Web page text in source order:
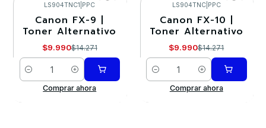
-30%
LS904TNC1 PPC
Canon FX-9 |
Toner Alternativo
$9.990$14.271
Cantidad
Comprar ahora
-30%
LS904TNC| PPC
Canon FX-10 |
Toner Alternativo
$9.990$14.271
Cantidad
Comprar ahora